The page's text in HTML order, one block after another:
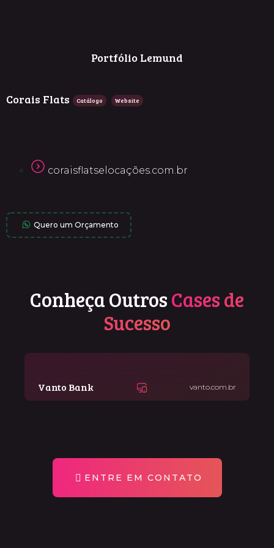
Portfólio Lemund
Corais Flats Catálogo Website
coraisflatselocações.com.br
Quero um Orçamento
Conheça OutrosCases de
Sucesso
Vanto Bank vanto.com.br
ENTRE EM CONTATO